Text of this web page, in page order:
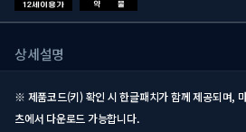
상세설명
※ 제품코드(키) 확인 시 한글패치가 함께 제공되며,
츠에서 다운로드 가능합니다.